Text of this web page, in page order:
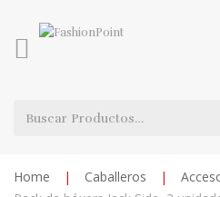
Home | Caballeros |